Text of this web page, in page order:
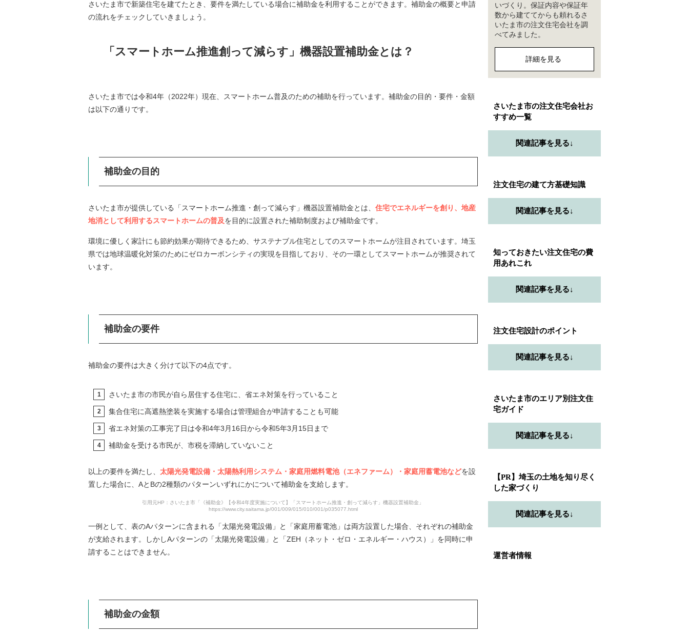
さいたま市で新築住宅を建てたとき、要件を満たしている場合に補助金を利用することができます。補助金の概要と申請
の流れをチェックしていきましょう。
「スマートホーム推進創って減らす」機器設置補助金とは？
さいたま市では令和4年（2022年）現在、スマートホーム普及のための補助を行っています。補助金の目的・要件・金額
は以下の通りです。
補助金の目的
さいたま市が提供している「スマートホーム推進・創って減らす」機器設置補助金とは、 住宅でエネルギーを創り、地産
地消として利用するスマートホームの普及を目的に設置された補助制度および補助金です。
環境に優しく家計にも節約効果が期待できるため、サステナブル住宅としてのスマートホームが注目されています。埼玉
県では地球温暖化対策のためにゼロカーボンシティの実現を目指しており、その一環としてスマートホームが推奨されて
います。
補助金の要件
補助金の要件は大きく分けて以下の4点です。
さいたま市の市民が自ら居住する住宅に、省エネ対策を行っていること
集合住宅に高遮熱塗装を実施する場合は管理組合が申請することも可能
省エネ対策の工事完了日は令和4年3月16日から令和5年3月15日まで
補助金を受ける市民が、市税を滞納していないこと
以上の要件を満たし、 太陽光発電設備・太陽熱利用システム・家庭用燃料電池（エネファーム）・家庭用蓄電池などを設
置した場合に、AとBの2種類のパターンいずれにかについて補助金を支給します。
引用元HP：さいたま市「《補助金》【令和4年度実施について】「スマートホーム推進・創って減らす」機器設置補助金」
https://www.city.saitama.jp/001/009/015/010/001/p035077.html
一例として、表のAパターンに含まれる「太陽光発電設備」と「家庭用蓄電池」は両方設置した場合、それぞれの補助金
が支給されます。しかしAパターンの「太陽光発電設備」と「ZEH（ネット・ゼロ・エネルギー・ハウス）」を同時に申
請することはできません。
補助金の金額
いづくり。保証内容や保証年
数から建ててからも頼れるさ
いたま市の注文住宅会社を調
べてみました。
詳細を見る
さいたま市の注文住宅会社お
すすめ一覧
関連記事を見る↓
注文住宅の建て方基礎知識
関連記事を見る↓
知っておきたい注文住宅の費
用あれこれ
関連記事を見る↓
注文住宅設計のポイント
関連記事を見る↓
さいたま市のエリア別注文住
宅ガイド
関連記事を見る↓
【PR】埼玉の土地を知り尽く
した家づくり
関連記事を見る↓
運営者情報